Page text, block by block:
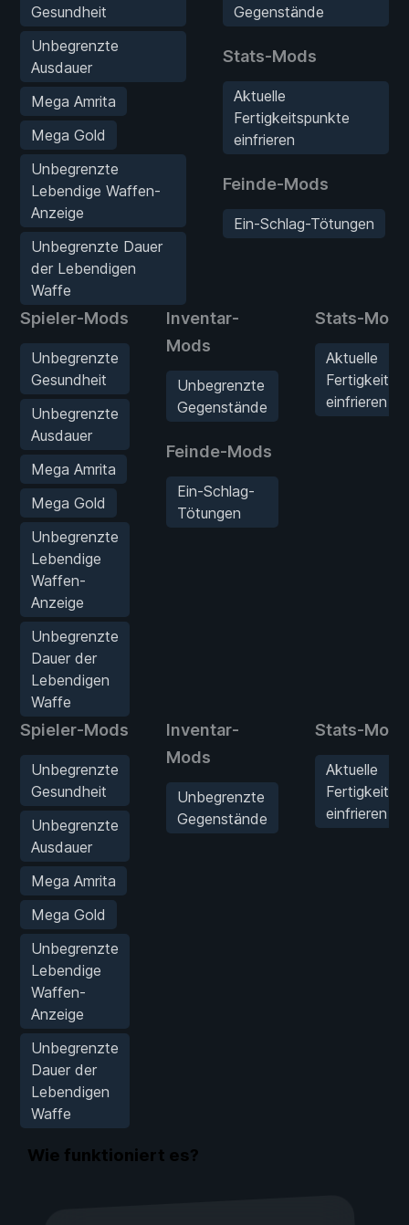
Gesundheit
Unbegrenzte
Ausdauer
Mega Amrita
Mega Gold
Unbegrenzte
Lebendige Waffen-
Anzeige
Unbegrenzte Dauer
der Lebendigen
Waffe
Gegenstände
Stats-Mods
Aktuelle
Fertigkeitspunkte
einfrieren
Feinde-Mods
Ein-Schlag-Tötungen
Spieler-Mods
Unbegrenzte
Gesundheit
Unbegrenzte
Ausdauer
Mega Amrita
Mega Gold
Unbegrenzte
Lebendige
Waffen-
Anzeige
Unbegrenzte
Dauer der
Lebendigen
Waffe
Inventar-
Mods
Unbegrenzte
Gegenstände
Feinde-Mods
Ein-Schlag-
Tötungen
Stats-Mods
Aktuelle
einfrieren
Spieler-Mods
Unbegrenzte
Gesundheit
Unbegrenzte
Ausdauer
Mega Amrita
Mega Gold
Unbegrenzte
Lebendige
Waffen-
Anzeige
Unbegrenzte
Dauer der
Lebendigen
Waffe
Inventar-
Mods
Unbegrenzte
Gegenstände
Stats-Mods
Aktuelle
einfrieren
Wie funktioniert es?